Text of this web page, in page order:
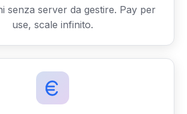
senza server da gestire. Pay per
use, scale infinito.